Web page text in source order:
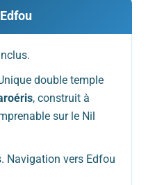
double temple
, construit à
sur le Nil
Navigation vers Edfou